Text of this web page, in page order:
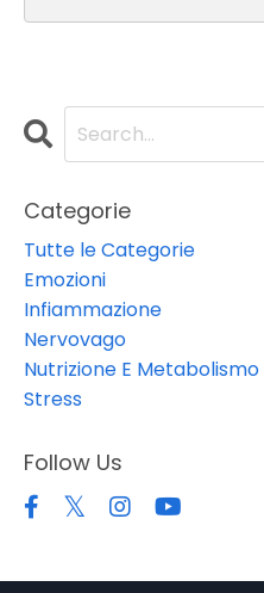
Categorie
Tutte le Categorie
Emozioni
Infiammazione
Nervovago
Nutrizione E Metabolismo
Stress
Follow Us